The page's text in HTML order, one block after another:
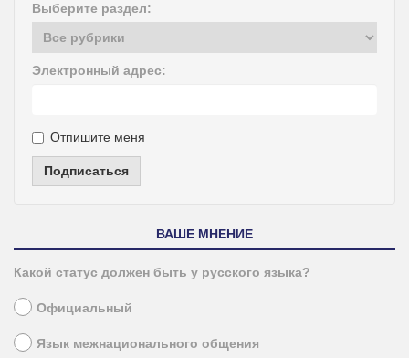
Выберите раздел:
Электронный адрес:
Отпишите меня
Подписаться
ВАШЕ МНЕНИЕ
Какой статус должен быть у русского языка?
Официальный
Язык межнационального общения